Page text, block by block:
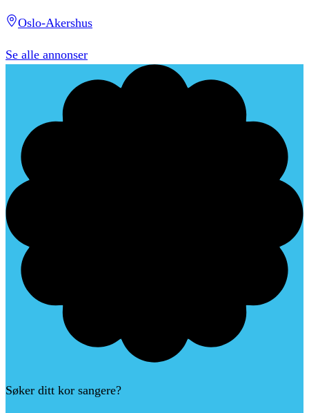
Oslo-Akershus
Se alle annonser
Søker ditt kor sangere?